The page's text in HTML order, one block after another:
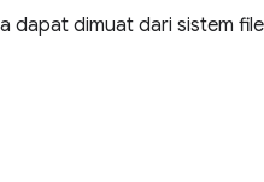
dapat dimuat dari sistem